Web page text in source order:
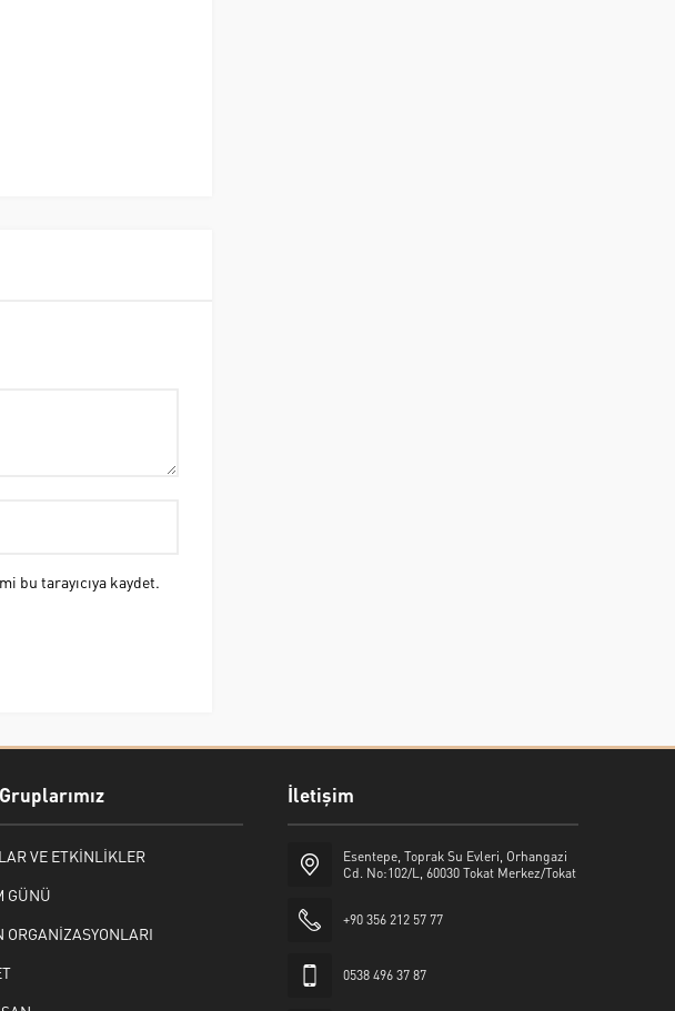
bu tarayıcıya kaydet.
VE ETKİNLİKLER
GÜNÜ
ORGANİZASYONLARI
İletişim
Esentepe, Toprak Su Evleri, Orhangazi
Cd. No:102/L, 60030 Tokat Merkez/Tokat
+90 356 212 57 77
0538 496 37 87